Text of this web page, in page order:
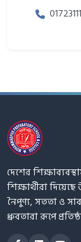
দেশের
শিক্ষার্থীরা
নৈপুণ্য, সততা ও
ধ্রুবতারা রূপে